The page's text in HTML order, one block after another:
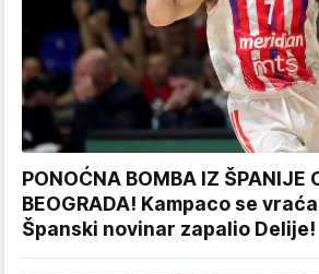
PONOĆNA BOMBA IZ ŠPANIJE
BEOGRADA! Kampaco se
Španski novinar zapalio Delije!